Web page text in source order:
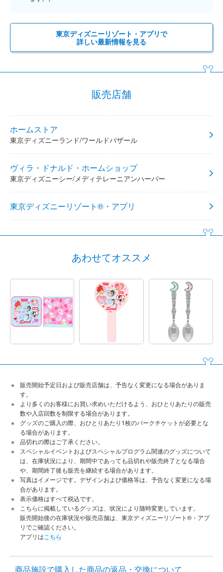
東京ディズニーリゾート・アプリで
詳しい最新情報を見る
販売店舗
ホームストア
東京ディズニーランド/ワールドバザール
ヴィラ・ドナルド・ホームショップ
東京ディズニーシー/メディテレーニアンハーバー
東京ディズニーリゾート®・アプリ
あわせてオススメ
販売開始予定日および販売店舗は、予告なく変更になる場合がありま
す。
より多くのお客様にお買い求めいただけるよう、おひとりあたりの販売
数や入店回数を制限する場合があります。
グッズのご購入の際、おひとりあたり1枚のパークチケットが必要とな
る場合があります。
品切れの際はご了承ください。
スペシャルイベントおよびスペシャルプログラム関連のグッズについて
は、在庫状況により、期間中であっても品切れや販売終了となる場合
や、期間終了後も販売を継続する場合があります。
写真はイメージです。デザインおよび価格等は、予告なく変更になる場
合があります。
表示価格はすべて税込です。
こちらに掲載しているグッズは、状況により随時変更しています。
販売開始後の在庫状況や販売店舗は、東京ディズニーリゾート®・アプ
リでご確認ください。
アプリは こちら
商品施設で購入した商品の返品・交換について